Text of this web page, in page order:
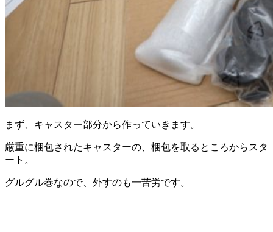
まず、キャスター部分から作っていきます。
厳重に梱包されたキャスターの、梱包を取るところからスタ
ート。
グルグル巻なので、外すのも一苦労です。